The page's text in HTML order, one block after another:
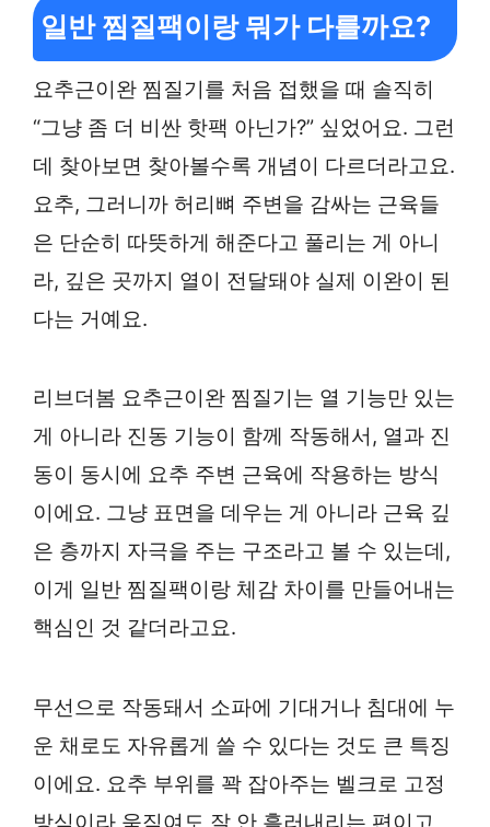
일반 찜질팩이랑 뭐가 다를까요?
요추근이완 찜질기를 처음 접했을 때 솔직히
“그냥 좀 더 비싼 핫팩 아닌가?” 싶었어요. 그런
데 찾아보면 찾아볼수록 개념이 다르더라고요.
요추, 그러니까 허리뼈 주변을 감싸는 근육들
은 단순히 따뜻하게 해준다고 풀리는 게 아니
라, 깊은 곳까지 열이 전달돼야 실제 이완이 된
다는 거예요.
리브더봄 요추근이완 찜질기는 열 기능만 있는
게 아니라 진동 기능이 함께 작동해서, 열과 진
동이 동시에 요추 주변 근육에 작용하는 방식
이에요. 그냥 표면을 데우는 게 아니라 근육 깊
은 층까지 자극을 주는 구조라고 볼 수 있는데,
이게 일반 찜질팩이랑 체감 차이를 만들어내는
핵심인 것 같더라고요.
무선으로 작동돼서 소파에 기대거나 침대에 누
운 채로도 자유롭게 쓸 수 있다는 것도 큰 특징
이에요. 요추 부위를 꽉 잡아주는 벨크로 고정
방식이라 움직여도 잘 안 흘러내리는 편이고